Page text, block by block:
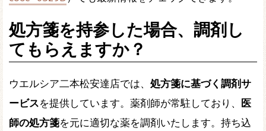
処方箋を持参した場合、調剤し
てもらえますか？
ウエルシア二本松安達店では、 処方箋に基づく調剤サ
ービスを提供しています。薬剤師が常駐しており、
医
師の処方箋を元に適切な薬を調剤いたします。持ち込